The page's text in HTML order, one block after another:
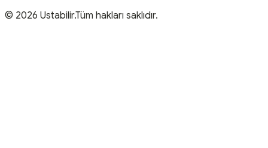
© 2026 Ustabilir.Tüm hakları saklıdır.